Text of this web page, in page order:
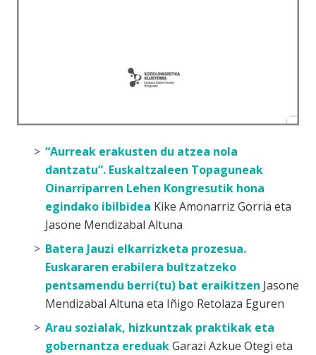
“Aurreak erakusten du atzea nola
dantzatu”. Euskaltzaleen Topaguneak
Oinarriparren Lehen Kongresutik hona
egindako ibilbidea Kike Amonarriz Gorria eta
Jasone Mendizabal Altuna
Batera Jauzi elkarrizketa prozesua.
Euskararen erabilera bultzatzeko
pentsamendu berri(tu) bat eraikitzen Jasone
Mendizabal Altuna eta Iñigo Retolaza Eguren
Arau sozialak, hizkuntzak praktikak eta
gobernantza ereduakGarazi Azkue Otegi eta